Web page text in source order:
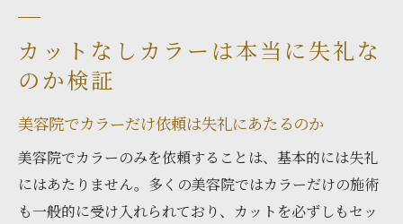
カットなしカラーは本当に失礼な
のか検証
美容院でカラーだけ依頼は失礼にあたるのか
美容院でカラーのみを依頼することは、基本的には失礼
にはあたりません。多くの美容院ではカラーだけの施術
も一般的に受け入れられており、カットを必ずしもセッ